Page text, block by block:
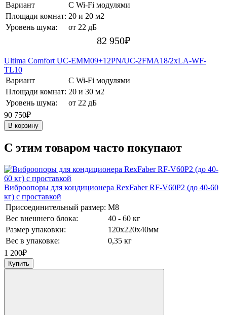
Вариант
С Wi-Fi модулями
Площади комнат: 20 и 20 м2
Уровень шума:
от 22 дБ
82 950₽
Ultima Comfort UC-EMM09+12PN/UC-2FMA18/2хLA-WF-
TL10
Вариант
С Wi-Fi модулями
Площади комнат: 20 и 30 м2
Уровень шума:
от 22 дБ
90 750₽
В корзину
C этим товаром часто покупают
Виброопоры для кондиционера RexFaber RF-V60P2 (до 40-60
кг) с проставкой
Присоединительный размер: М8
Вес внешнего блока:
40 - 60 кг
Размер упаковки:
120х220х40мм
Вес в упаковке:
0,35 кг
1 200₽
Купить